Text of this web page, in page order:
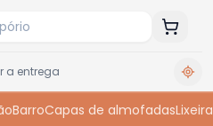
BarroCapas de almofadasLixeira